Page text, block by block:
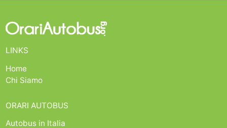
LINKS
Home
Chi Siamo
ORARI AUTOBUS
Autobus in Italia